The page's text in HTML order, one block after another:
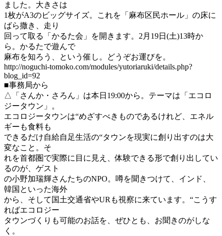
ました。大きさは
1枚がA3のビッグサイズ。これを「麻布区民ホール」の床に
ばら撒き、走り
回って取る「かるた会」を開きます。2月19日(土)13時か
ら。かるたで遊んで
麻布を知ろう、という催し。どうぞお運びを。
http://noguchi-tomoko.com/modules/yutoriaruki/details.php?
blog_id=92
■事務局から
△「さんか・さろん」は本日19:00から。テーマは「エコロ
ジータウン」。
エコロジータウンは“めざすべきものであるけれど、エネル
ギーも食料も
できるだけ自給自足生活の“タウンを現実に創り出すのは大
変なこと。そ
れを首都圏で実際に目に見え、体験できる形で創り出してい
るのが、ゲスト
の小野加瑞輝さんたちのNPO。噂を聞きつけて、インド、
韓国といった海外
から、そして国土交通省やURも視察に来ています。“こうす
ればエコロジー
タウンづくりも可能のお話を、ぜひとも、お聞きのがしな
く。